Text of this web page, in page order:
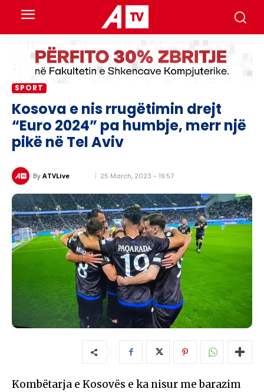
SPORT
Kosova e nis rrugëtimin drejt
“Euro 2024” pa humbje, merr një
pikë në Tel Aviv
By ATVLive 25 March, 2023 - 19:57
Kombëtarja e Kosovës e ka nisur me barazim